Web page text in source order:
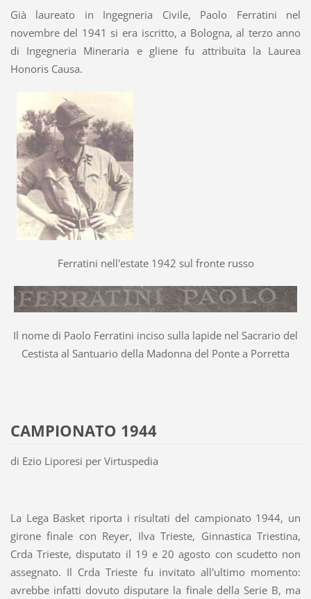
Già laureato in Ingegneria Civile, Paolo Ferratini nel
novembre del 1941 si era iscritto, a Bologna, al terzo anno
di Ingegneria Mineraria e gliene fu attribuita la Laurea
Honoris Causa.
Ferratini nell'estate 1942 sul fronte russo
Il nome di Paolo Ferratini inciso sulla lapide nel Sacrario del
Cestista al Santuario della Madonna del Ponte a Porretta
CAMPIONATO 1944
di Ezio Liporesi per Virtuspedia
La Lega Basket riporta i risultati del campionato 1944, un
girone finale con Reyer, Ilva Trieste, Ginnastica Triestina,
Crda Trieste, disputato il 19 e 20 agosto con scudetto non
assegnato. Il Crda Trieste fu invitato all'ultimo momento:
avrebbe infatti dovuto disputare la finale della Serie B, ma